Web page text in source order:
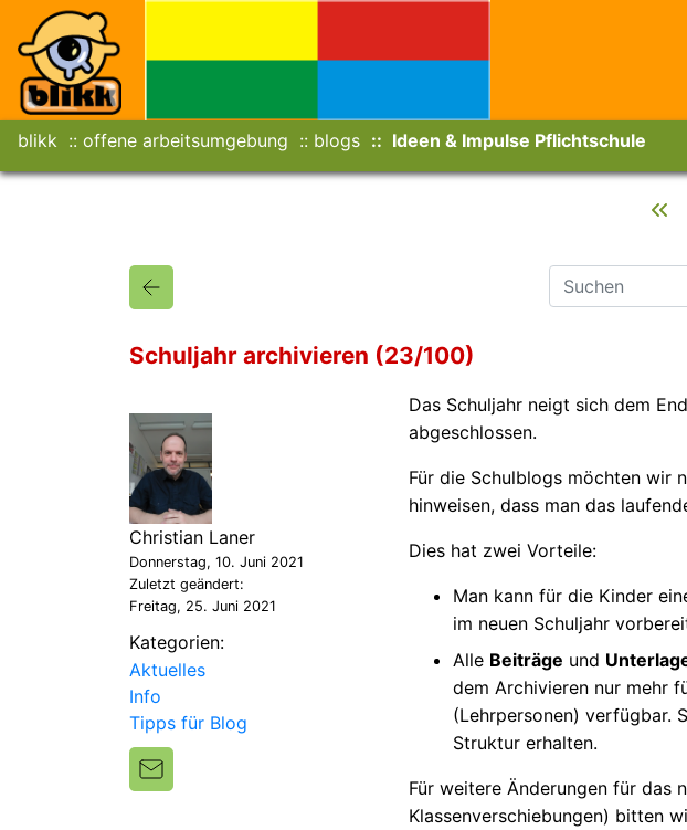
blikk offene arbeitsumgebung blogs Ideen & Impulse Pflichtschule
Schuljahr archivieren (23/100)
Das Schuljahr neigt sich dem
abgeschlossen.
Für die Schulblogs möchten wir
hinweisen, dass man das
Dies hat zwei Vorteile:
Man kann für die Kinder
im neuen Schuljahr
Alle Beiträge und
dem Archivieren nur mehr
(Lehrpersonen) verfügbar.
Struktur erhalten.
Für weitere Änderungen für das
Klassenverschiebungen) bitten
Christian Laner
Donnerstag, 10. Juni 2021
Zuletzt geändert:
Freitag, 25. Juni 2021
Kategorien:
Aktuelles
Info
Tipps für Blog